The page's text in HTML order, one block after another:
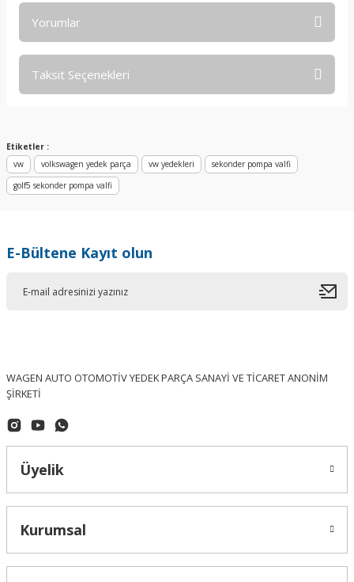
Yorumlar
Taksit Seçenekleri
Etiketler :
vw
volkswagen yedek parça vw yedekleri
sekonder pompa valfi
golf5 sekonder pompa valfi
E-Bültene Kayıt olun
WAGEN AUTO OTOMOTİV YEDEK PARÇA SANAYİ VE TİCARET ANONİM
ŞİRKETİ
Üyelik
Kurumsal